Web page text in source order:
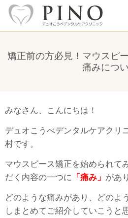
矯正前の方必見！マウスピ
痛みにつ
みなさん、こんにちは！
デュオこうべデンタルケアクリ
村です。
マウスピース矯正を始められて
だく内容の一つに 「痛み」 があ
どのような痛みがあり、どのよ
しまとめてご紹介していこうと